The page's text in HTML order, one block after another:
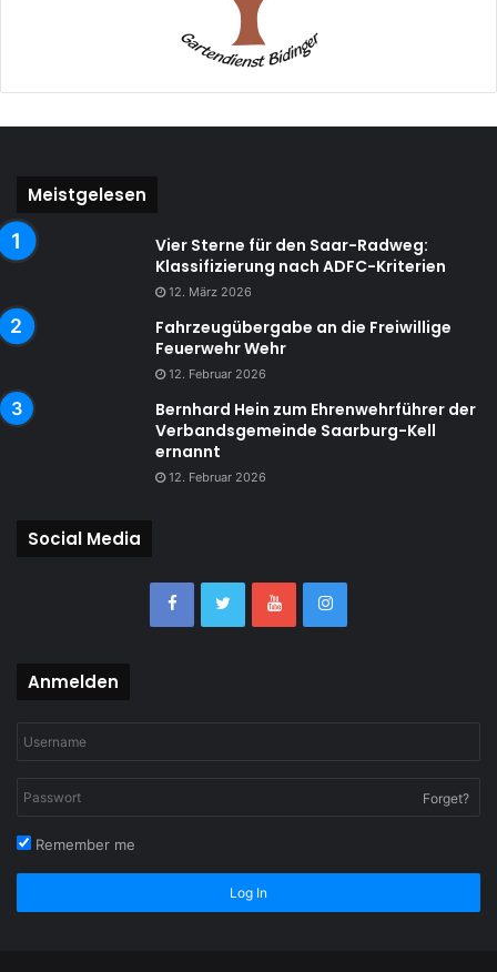
Meistgelesen
Vier Sterne für den Saar-Radweg:
Klassifizierung nach ADFC-Kriterien
12. März 2026
Fahrzeugübergabe an die Freiwillige
Feuerwehr Wehr
12. Februar 2026
Bernhard Hein zum Ehrenwehrführer der
Verbandsgemeinde Saarburg-Kell
ernannt
12. Februar 2026
Social Media
Anmelden
Forget?
Remember me
Log In